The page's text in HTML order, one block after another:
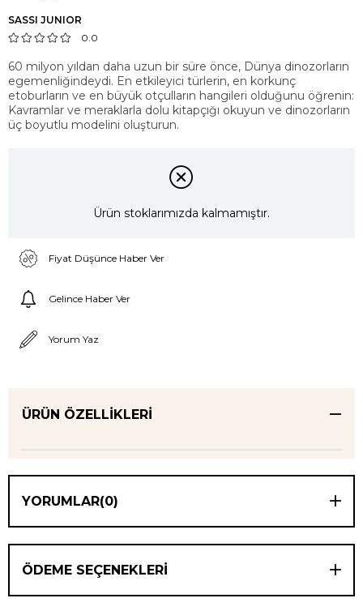
SASSI JUNIOR
0.0
60 milyon yıldan daha uzun bir süre önce, Dünya dinozorların
egemenliğindeydi. En etkileyici türlerin, en korkunç
etoburların ve en büyük otçulların hangileri olduğunu öğrenin:
Kavramlar ve meraklarla dolu kitapçığı okuyun ve dinozorların
üç boyutlu modelini oluşturun.
Ürün stoklarımızda kalmamıştır.
Fiyat Düşünce Haber Ver
Gelince Haber Ver
Yorum Yaz
ÜRÜN ÖZELLIKLERI
YORUMLAR(0)
ÖDEME SEÇENEKLERI